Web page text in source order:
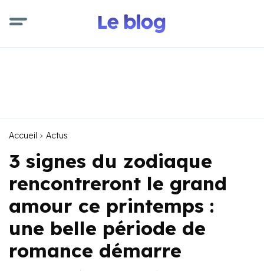
Accueil Actus
3 signes du zodiaque
rencontreront le grand
amour ce printemps :
une belle période de
romance démarre